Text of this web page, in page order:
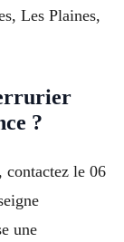
Les Plaines,
?
contactez le 06
une